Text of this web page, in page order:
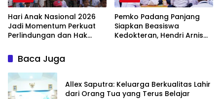
Hari Anak Nasional 2026
Jadi Momentum Perkuat
Perlindungan dan Hak
Pemko Padang Panjang
Siapkan Beasiswa
Kedokteran, Hendri Arnis
Baca Juga
Allex Saputra: Keluarga Berkualitas Lahir
dari Orang Tua yang Terus Belajar